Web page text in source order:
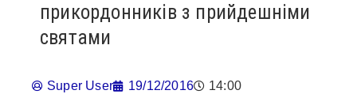
прикордонників з прийдешніми
святами
Super User 19/12/2016 14:00